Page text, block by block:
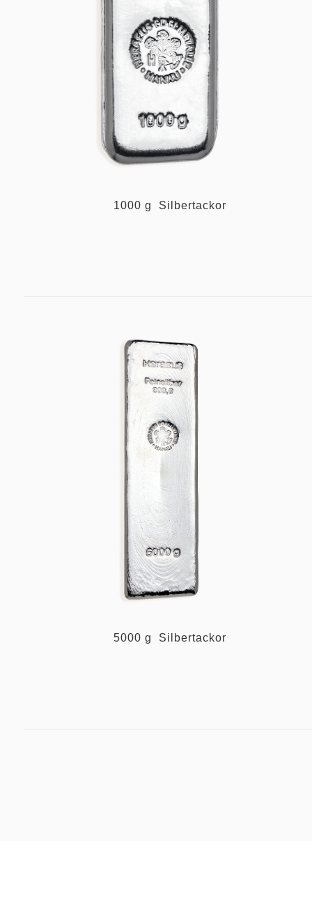
1000 g Silbertackor
5000 g Silbertackor